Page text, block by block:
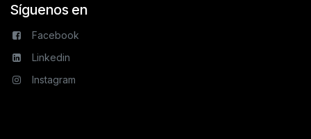
Síguenos en
Facebook
Linkedin
Instagram